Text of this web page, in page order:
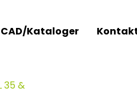
CAD/Kataloger
35 &